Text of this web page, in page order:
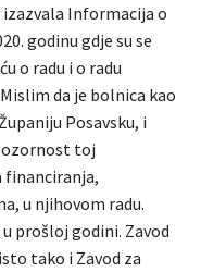
Informacija o
godinu gdje su se
o radu i o radu
da je bolnica kao
Posavsku, i
toj
financiranja,
u njihovom radu.
prošloj godini. Zavod
tako i Zavod za